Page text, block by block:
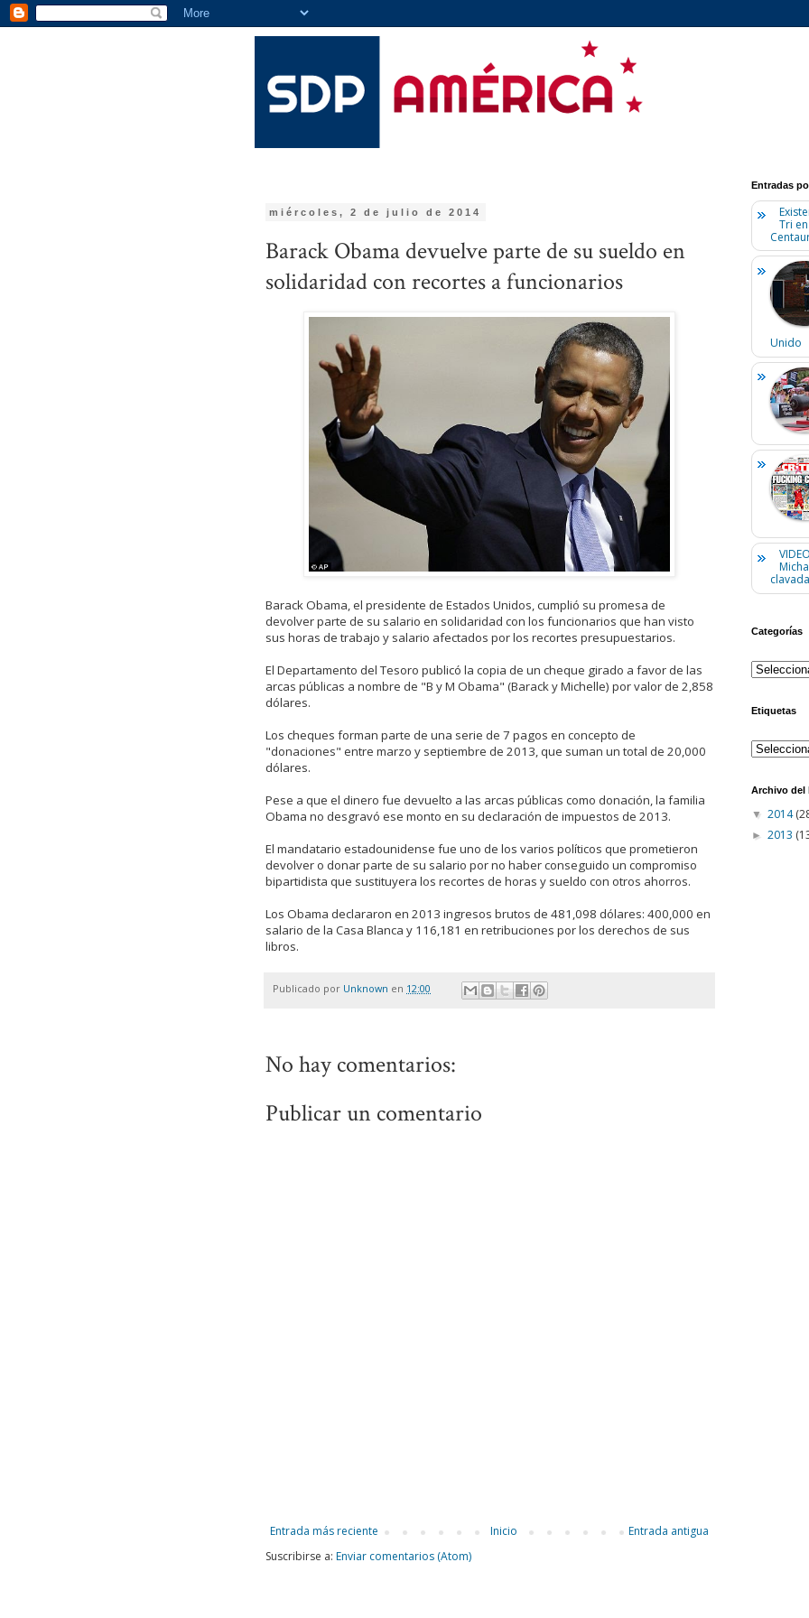
miércoles, 2 de julio de 2014
Barack Obama devuelve parte de su sueldo en
solidaridad con recortes a funcionarios
Barack Obama, el presidente de Estados Unidos, cumplió su promesa de
devolver parte de su salario en solidaridad con los funcionarios que han visto
sus horas de trabajo y salario afectados por los recortes presupuestarios.
El Departamento del Tesoro publicó la copia de un cheque girado a favor de las
arcas públicas a nombre de "B y M Obama" (Barack y Michelle) por valor de 2,858
dólares.
Los cheques forman parte de una serie de 7 pagos en concepto de
"donaciones" entre marzo y septiembre de 2013, que suman un total de 20,000
dólares.
Pese a que el dinero fue devuelto a las arcas públicas como donación, la familia
Obama no desgravó ese monto en su declaración de impuestos de 2013.
El mandatario estadounidense fue uno de los varios políticos que prometieron
devolver o donar parte de su salario por no haber conseguido un compromiso
bipartidista que sustituyera los recortes de horas y sueldo con otros ahorros.
Los Obama declararon en 2013 ingresos brutos de 481,098 dólares: 400,000 en
salario de la Casa Blanca y 116,181 en retribuciones por los derechos de sus
libros.
Publicado por Unknown en 12:00
No hay comentarios:
Publicar un comentario
Entrada más reciente Entrada antigua
Inicio
Suscribirse a: Enviar comentarios (Atom)
Entradas
Tri
Unido
Categorías
Etiquetas
Archivo del
▼ 2014
► 2013